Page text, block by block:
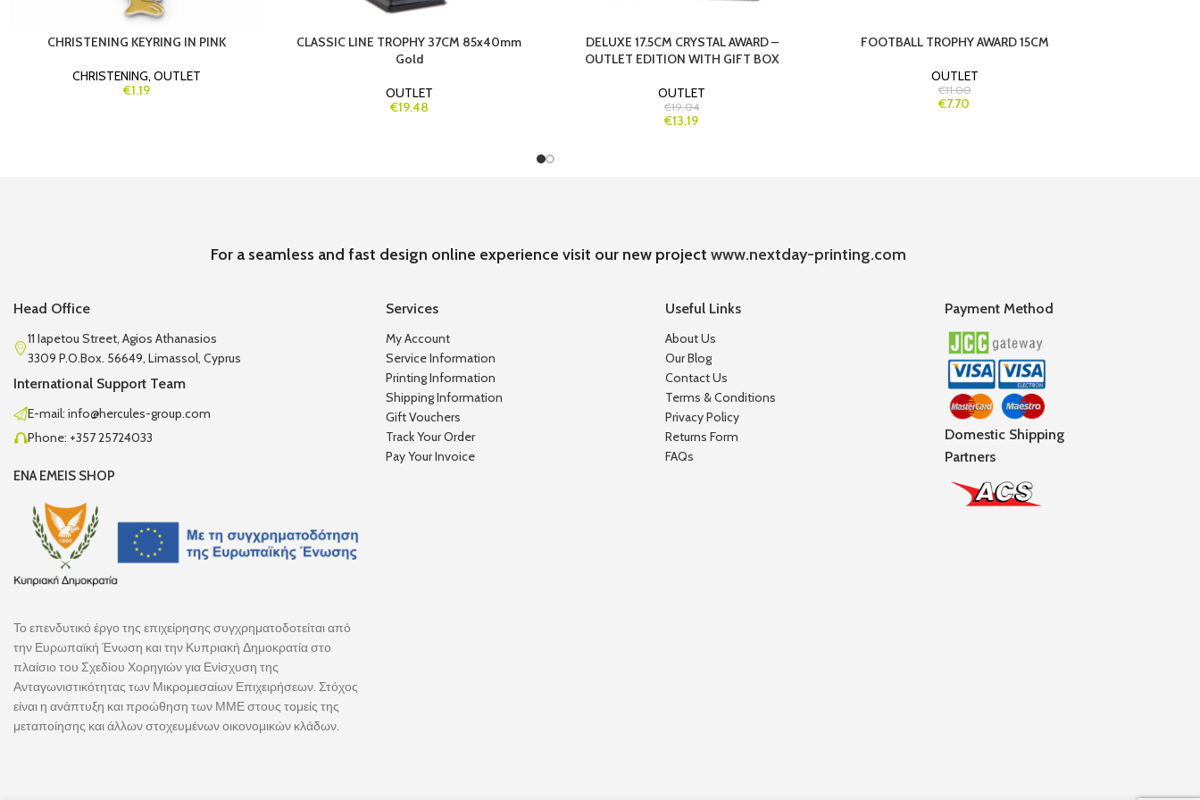
CHRISTENING KEYRING IN PINK
CHRISTENING, OUTLET
€1.19
CLASSIC LINE TROPHY 37CM 85x40mm
Gold
OUTLET
€19.48
DELUXE 17.5CM CRYSTAL AWARD –
OUTLET EDITION WITH GIFT BOX
OUTLET
€19.04
€13.19
FOOTBALL TROPHY AWARD 15CM
OUTLET
€11.00
€7.70
For a seamless and fast design online experience visit our new projectwww.nextday-printing.com
Head Office
11 Iapetou Street, Agios Athanasios
3309 P.O.Box. 56649, Limassol, Cyprus
International Support Team
E-mail: info@hercules-group.com
Phone: +357 25724033
ENA EMEIS SHOP
Το επενδυτικό έργο της επιχείρησης συγχρηματοδοτείται από
την Ευρωπαϊκή Ένωση και την Κυπριακή Δημοκρατία στο
πλαίσιο του Σχεδίου Χορηγιών για Ενίσχυση της
Ανταγωνιστικότητας των Μικρομεσαίων Επιχειρήσεων. Στόχος
είναι η ανάπτυξη και προώθηση των ΜΜΕ στους τομείς της
μεταποίησης και άλλων στοχευμένων οικονομικών κλάδων.
Services
My Account
Service Information
Printing Information
Shipping Information
Gift Vouchers
Track Your Order
Pay Your Invoice
Useful Links
About Us
Our Blog
Contact Us
Terms & Conditions
Privacy Policy
Returns Form
FAQs
Payment Method
Domestic Shipping
Partners